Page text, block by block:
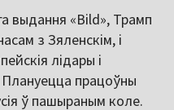
выдання «Bild», Трамп
з Зяленскім, і
лідары і
Плануецца працоўны
ў пашыраным коле.